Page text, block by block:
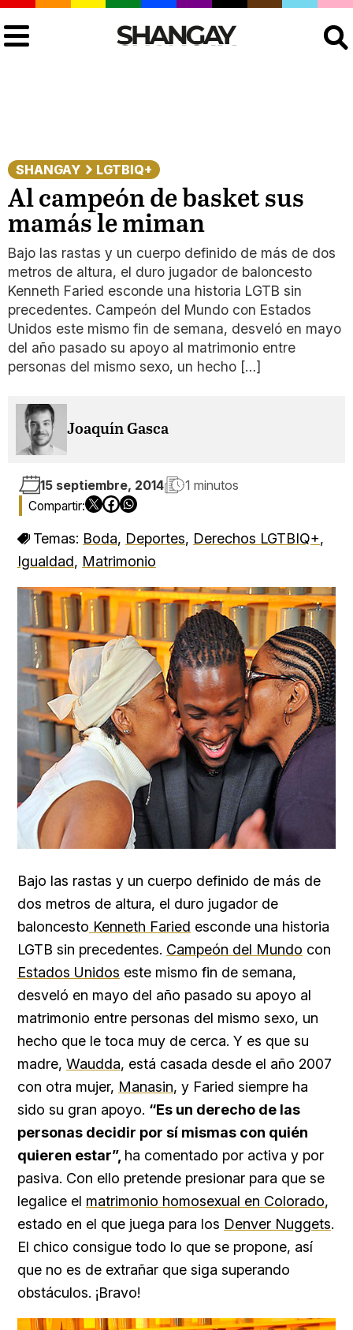
SHANGAY LGTBIQ+
Al campeón de basket sus
mamás le miman
Bajo las rastas y un cuerpo definido de más de dos
metros de altura, el duro jugador de baloncesto
Kenneth Faried esconde una historia LGTB sin
precedentes. Campeón del Mundo con Estados
Unidos este mismo fin de semana, desveló en mayo
del año pasado su apoyo al matrimonio entre
personas del mismo sexo, un hecho […]
Joaquín Gasca
15 septiembre, 2014 1 minutos
Temas: Boda, Deportes, Derechos LGTBIQ+,
Igualdad, Matrimonio
Bajo las rastas y un cuerpo definido de más de
dos metros de altura, el duro jugador de
baloncesto Kenneth Faried esconde una historia
LGTB sin precedentes. Campeón del Mundo con
Estados Unidos este mismo fin de semana,
desveló en mayo del año pasado su apoyo al
matrimonio entre personas del mismo sexo, un
hecho que le toca muy de cerca. Y es que su
madre, Waudda, está casada desde el año 2007
con otra mujer, Manasin, y Faried siempre ha
sido su gran apoyo. “Es un derecho de las
personas decidir por sí mismas con quién
quieren estar”, ha comentado por activa y por
pasiva. Con ello pretende presionar para que se
legalice el matrimonio homosexual en Colorado,
estado en el que juega para los Denver Nuggets.
El chico consigue todo lo que se propone, así
que no es de extrañar que siga superando
obstáculos. ¡Bravo!